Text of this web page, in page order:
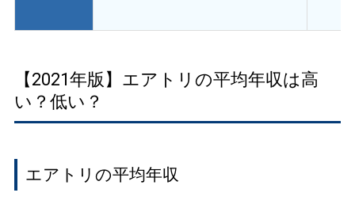
【2021年版】エアトリの平均年収は高
い？低い？
エアトリの平均年収